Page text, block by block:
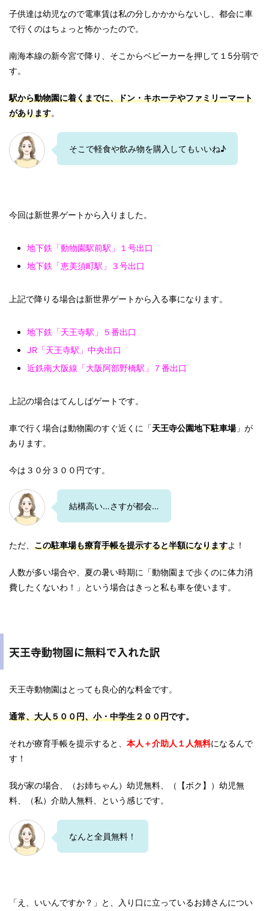
子供達は幼児なので電車賃は私の分しかかからないし、都会に車
で行くのはちょっと怖かったので。
南海本線の新今宮で降り、そこからベビーカーを押して１5分弱で
す。
駅から動物園に着くまでに、ドン・キホーテやファミリーマート
があります。
そこで軽食や飲み物を購入してもいいね♪
今回は新世界ゲートから入りました。
地下鉄「動物園駅前駅」１号出口
地下鉄「恵美須町駅」３号出口
上記で降りる場合は新世界ゲートから入る事になります。
地下鉄「天王寺駅」５番出口
JR「天王寺駅」中央出口
近鉄南大阪線「大阪阿部野橋駅」７番出口
上記の場合はてんしばゲート です。
車で行く場合は動物園のすぐ近くに「天王寺公園地下駐車場」が
あります。
今は３０分３００円です。
結構高い…さすが都会…
ただ、 この駐車場も療育手帳を提示すると半額になりますよ ！
人数が多い場合や、夏の暑い時期に「動物園まで歩くのに体力消
費したくないわ！」という場合はきっと私も車を使います。
天王寺動物園に無料で入れた訳
天王寺動物園はとっても良心的な料金です。
通常、大人５００円、小・中学生２００円です。
それが療育手帳を提示すると、 本人＋介助人１人無料になるんで
す！
我が家の場合、（お姉ちゃん）幼児無料、（【ボク】）幼児無
料、（私）介助人無料、という感じです。
なんと全員無料！
「え、いいんですか？」と、入り口に立っているお姉さんについ